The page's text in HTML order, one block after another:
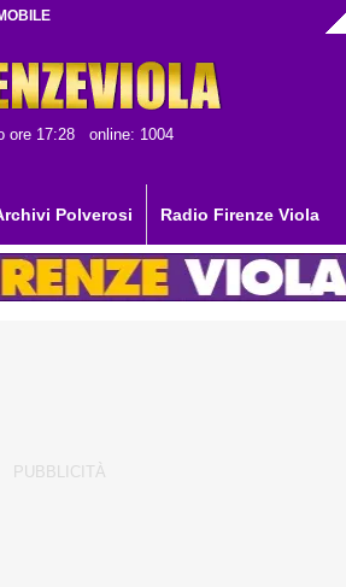
ore 17:28 online: 1004
Polverosi Radio Firenze Viola